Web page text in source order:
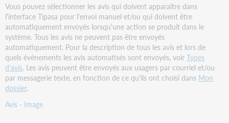
un
dossier
de
pourriels
ou
de
messages
indésirables
Avis
personnalisés
Vous pouvez sélectionner les avis qui doivent apparaître dans
l'interface Tipasa pour l'envoi manuel et/ou qui doivent être
automatiquement envoyés lorsqu'une action se produit dans le
système. Tous les avis ne peuvent pas être envoyés
automatiquement. Pour la description de tous les avis et lors de
quels événements les avis automatisés sont envoyés, voirTypes
d'avis. Les avis peuvent être envoyés aux usagers par courriel et/ou
par messagerie texte, en fonction de ce qu'ils ont choisi dans Mon
dossier.
Avis - Image